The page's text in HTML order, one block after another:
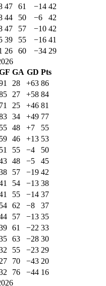
47 61 −14 42
44 50 −6
42
47 57 −10 42
39 55 −16 41
26 60 −34 29
GA GD Pts
28 +63 86
27 +58 84
71 25 +46 81
34 +49 77
55 48 +7
55
59 46 +13 53
51 55 −4
50
48 −5
45
57 −19 42
54 −13 38
55 −14 37
54 62 −8
37
57 −13 35
61 −22 33
63 −28 30
55 −23 29
27 70 −43 20
76 −44 16